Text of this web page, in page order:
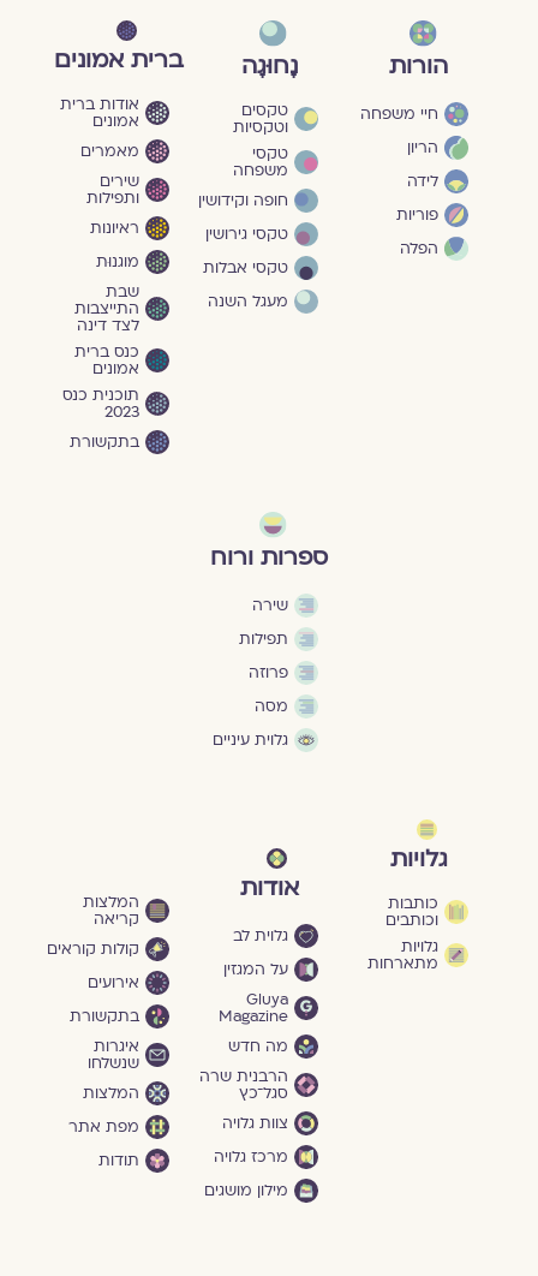
הורות
חיי משפחה
הריון
לידה
פוריות
הפלה
נָחוּגָה
טקסים
וטקסיות
טקסי
משפחה
חופה וקידושין
טקסי גירושין
טקסי אבלות
מעגל השנה
ברית אמונים
אודות ברית
אמונים
מאמרים
שירים
ותפילות
ראיונות
מוגנוּת
שבת
התייצבות
לצד דינה
כנס ברית
אמונים
תוכנית כנס
2023
בתקשורת
ספרות ורוח
שירה
תפילות
פרוזה
מסה
גלוית עיניים
גלויות
כותבות
וכותבים
גלויות
מתארחות
אודות
גלוית לב
על המגזין
Gluya
Magazine
מה חדש
הרבנית שרה
סגל־כץ
צוות גלויה
מרכז גלויה
מילון מושגים
המלצות
קריאה
קולות קוראים
אירועים
בתקשורת
איגרות
שנשלחו
המלצות
מפת אתר
תודות